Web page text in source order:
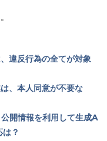
違反行為の全てが対象
、本人同意が不要な
開情報を利用して生成A
？